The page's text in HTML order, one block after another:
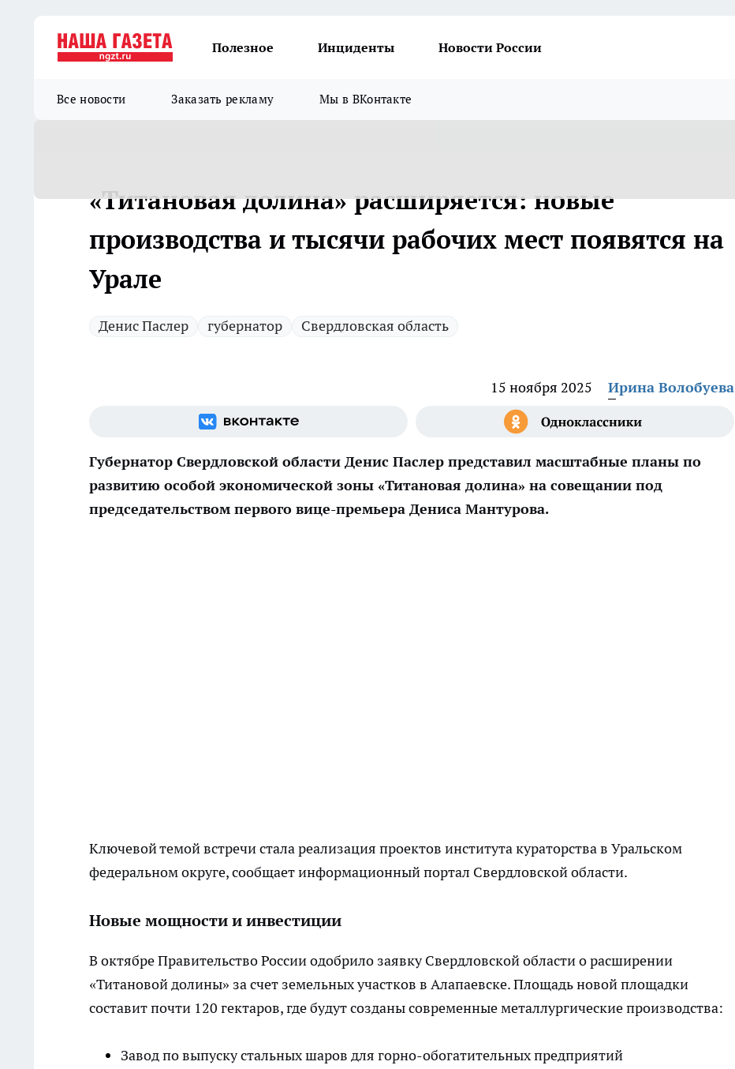
Полезное Инциденты Новости России
Все новости Заказать рекламу Мы в ВКонтакте
«Титановая долина» расширяется: новые
производства и тысячи рабочих мест появятся на
Урале
Денис Паслер губернатор Свердловская область
15 ноября 2025 Ирина Волобуева
Губернатор Свердловской области Денис Паслер представил масштабные планы по
развитию особой экономической зоны «Титановая долина» на совещании под
председательством первого вице-премьера Дениса Мантурова.
Ключевой темой встречи стала реализация проектов института кураторства в Уральском
федеральном округе,сообщаетинформационный портал Свердловской области.
Новые мощности и инвестиции
В октябре Правительство России одобрило заявку Свердловской области о расширении
«Титановой долины» за счет земельных участков в Алапаевске. Площадь новой площадки
составит почти 120 гектаров, где будут созданы современные металлургические производства:
Завод по выпуску стальных шаров для горно-обогатительных предприятий